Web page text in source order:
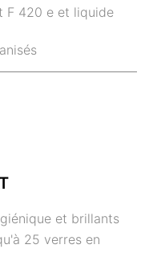
F 420 e et liquide
et brillants
25 verres en